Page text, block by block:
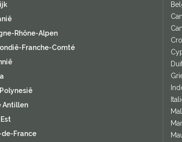
Rhône-Alpen
Franche-Comté
Antillen
de-France